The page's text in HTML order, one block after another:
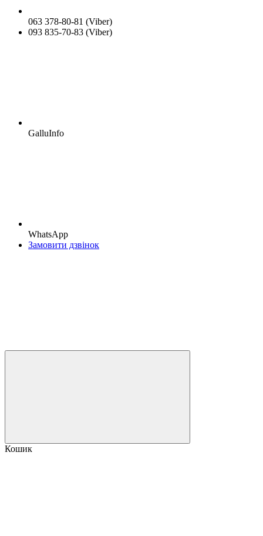
063 378-80-81 (Viber)
093 835-70-83 (Viber)
GalluInfo
WhatsApp
Замовити дзвінок
Кошик